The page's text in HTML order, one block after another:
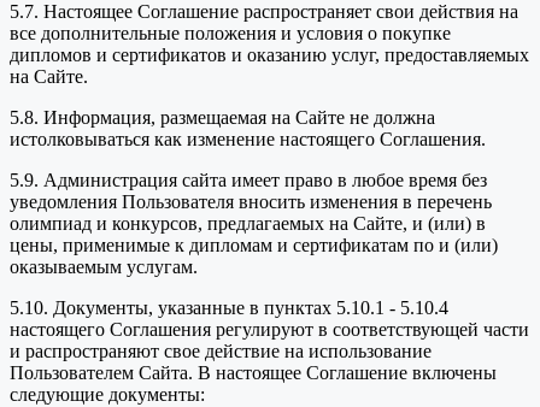
5.7. Настоящее Соглашение распространяет свои действия на
все дополнительные положения и условия о покупке
дипломов и сертификатов и оказанию услуг, предоставляемых
на Сайте.
5.8. Информация, размещаемая на Сайте не должна
истолковываться как изменение настоящего Соглашения.
5.9. Администрация сайта имеет право в любое время без
уведомления Пользователя вносить изменения в перечень
олимпиад и конкурсов, предлагаемых на Сайте, и (или) в
цены, применимые к дипломам и сертификатам по и (или)
оказываемым услугам.
5.10. Документы, указанные в пунктах 5.10.1 - 5.10.4
настоящего Соглашения регулируют в соответствующей части
и распространяют свое действие на использование
Пользователем Сайта. В настоящее Соглашение включены
следующие документы: